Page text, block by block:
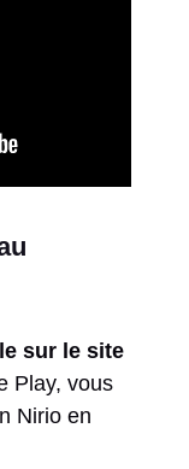
sur le site
Play, vous
Nirio en